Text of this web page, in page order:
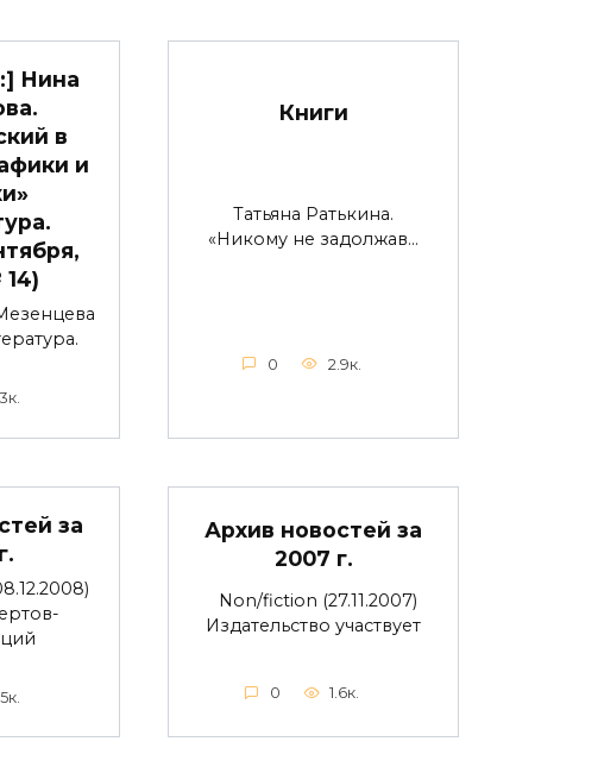
Нина
в
и
Книги
Татьяна Ратькина.
«Никому не задолжав…
0 2.9к.
за
Архив новостей за
2007 г.
Non/fiction (27.11.2007)
Издательство участвует
0 1.6к.